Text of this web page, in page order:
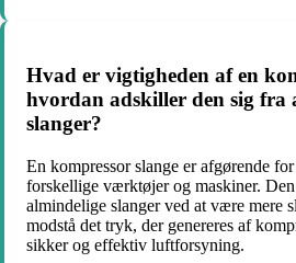
Hvad er vigtigheden af en
hvordan adskiller den sig fra
slanger?
En kompressor slange er afgørende
forskellige værktøjer og maskiner.
almindelige slanger ved at være mere
modstå det tryk, der genereres af
sikker og effektiv luftforsyning.